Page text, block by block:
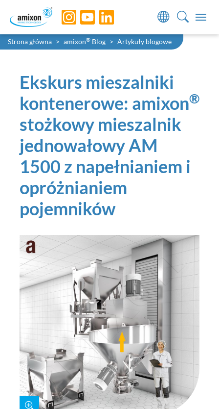
Skip to main navigation
Skip to main content
Skip to page footer
You are here:
Strona główna amixon® Blog Artykuły blogowe
Ekskurs mieszalniki
kontenerowe: amixon®
stożkowy mieszalnik
jednowałowy AM
1500 z napełnianiem i
opróżnianiem
pojemników